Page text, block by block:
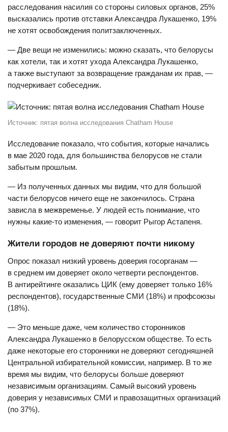
расследования насилия со стороны силовых органов, 25%
высказались против отставки Александра Лукашенко, 19%
не хотят освобождения политзаключенных.
— Две вещи не изменились: можно сказать, что белорусы
как хотели, так и хотят ухода Александра Лукашенко,
а также выступают за возвращение гражданам их прав, —
подчеркивает собеседник.
Источник: пятая волна исследования Chatham House
Исследование показало, что события, которые начались
в мае 2020 года, для большинства белорусов не стали
забытым прошлым.
— Из полученных данных мы видим, что для большой
части белорусов ничего еще не закончилось. Страна
зависла в межвременье. У людей есть понимание, что
нужны какие-то изменения, — говорит Рыгор Астапеня.
Жители городов не доверяют почти никому
Опрос показал низкий уровень доверия госорганам —
в среднем им доверяет около четверти респондентов.
В антирейтинге оказались ЦИК (ему доверяет только 16%
респондентов), государственные СМИ (18%) и профсоюзы
(18%).
— Это меньше даже, чем количество сторонников
Александра Лукашенко в белорусском обществе. То есть
даже некоторые его сторонники не доверяют сегодняшней
Центральной избирательной комиссии, например. В то же
время мы видим, что белорусы больше доверяют
независимым организациям. Самый высокий уровень
доверия у независимых СМИ и правозащитных организаций
(по 37%).